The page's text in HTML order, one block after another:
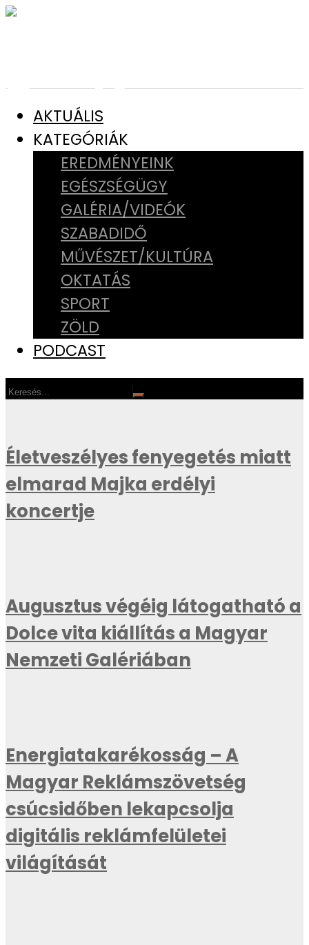
AKTUÁLIS
KATEGÓRIÁK
EREDMÉNYEINK
EGÉSZSÉGÜGY
GALÉRIA/VIDEÓK
SZABADIDŐ
MŰVÉSZET/KULTÚRA
OKTATÁS
SPORT
ZÖLD
PODCAST
Életveszélyes fenyegetés miatt
elmarad Majka erdélyi
koncertje
Augusztus végéig látogatható a
Dolce vita kiállítás a Magyar
Nemzeti Galériában
Energiatakarékosság – A
Magyar Reklámszövetség
csúcsidőben lekapcsolja
digitális reklámfelületei
világítását